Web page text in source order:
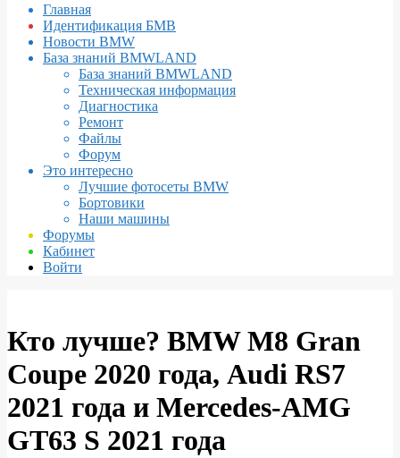
навигации
Главная
Идентификация БМВ
Новости BMW
База знаний BMWLAND
База знаний BMWLAND
Техническая информация
Диагностика
Ремонт
Файлы
Форум
Это интересно
Лучшие фотосеты BMW
Бортовики
Наши машины
Форумы
Кабинет
Войти
Кто лучше? BMW M8 Gran
Coupe 2020 года, Audi RS7
2021 года и Mercedes-AMG
GT63 S 2021 года